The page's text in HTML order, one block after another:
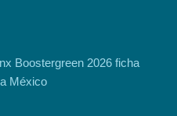
Boostergreen 2026 ficha
México